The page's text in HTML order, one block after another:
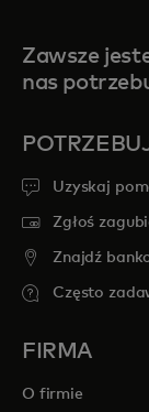
Zawsze
nas
Uzyskaj
Zgłoś
Znajdź
Często
FIRMA
O firmie